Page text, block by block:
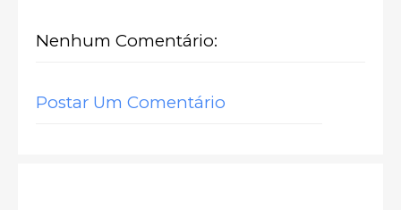
Nenhum Comentário:
Postar Um Comentário